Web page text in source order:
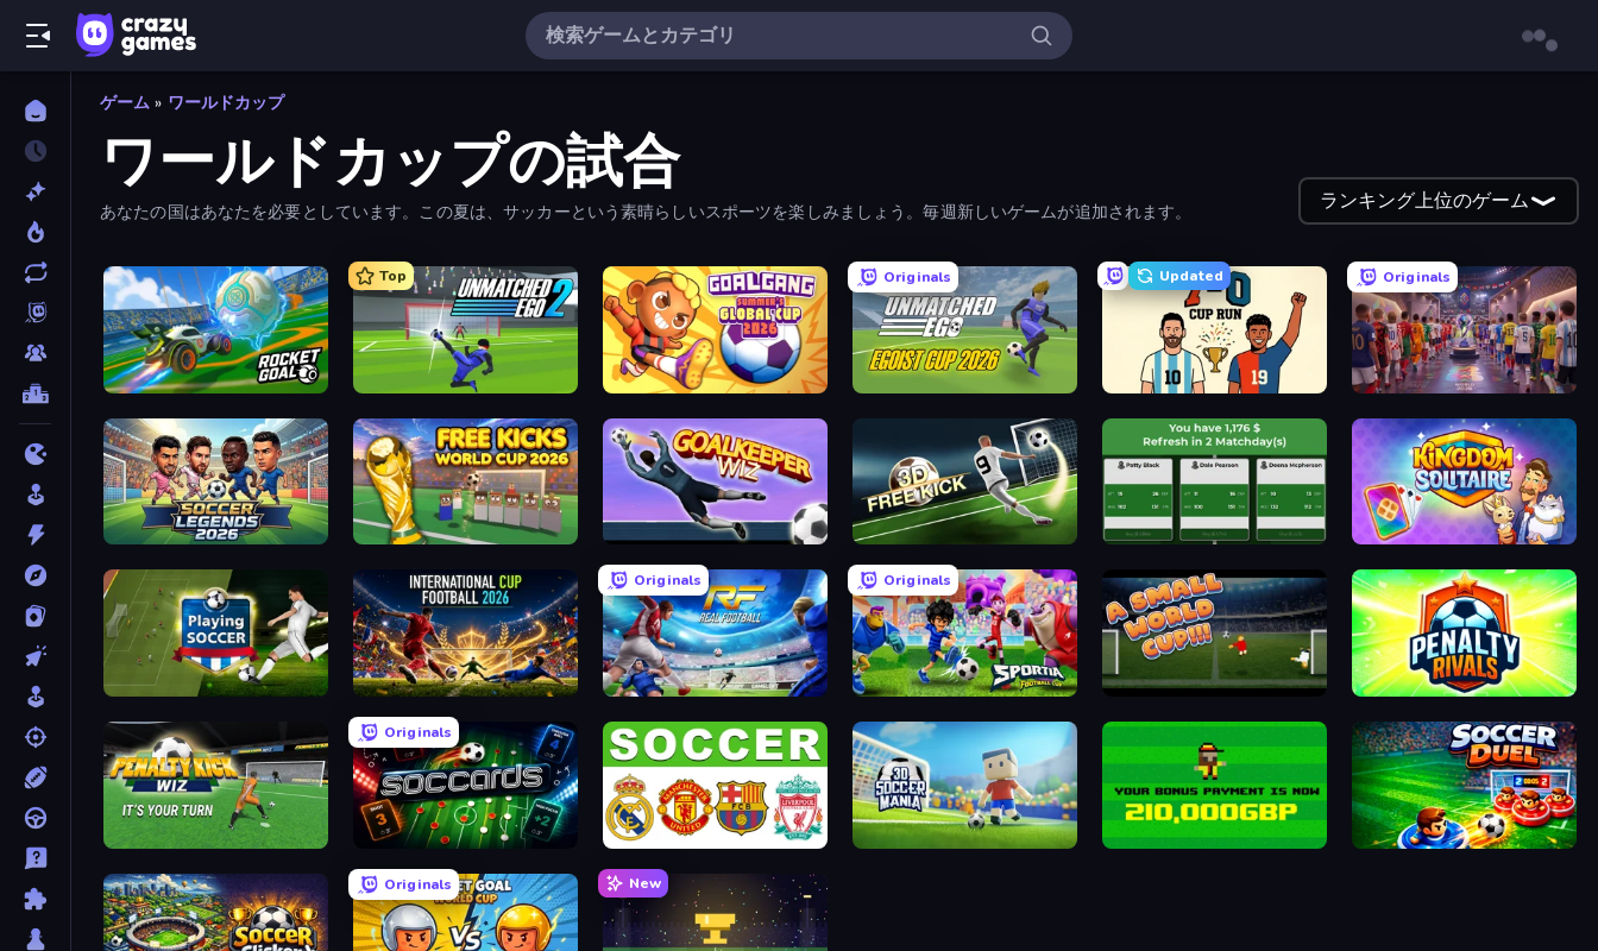
ゲーム » ワールドカップ
ワールドカップの試合
あなたの国はあなたを必要としています。この夏は、サッカーという素晴らしいスポーツを楽しみましょう。毎週新しいゲームが追加されます。 ランキング上位のゲーム
RocketGoal.io
Top
Unmatched Ego 2 Goal Gang
Originals Updated
7a0 - World Cup Simulator
Originals
CG FC 26
Soccer Legends 2026 Free Kicks World Cup 2026 Goalkeeper Wiz Idle Soccer Manager Kingdom Solitaire
Playing Soccer International Cup Football 2026
Originals
Real Football
Originals
Sportia Football Cup A Small World Cup Penalty Rivals
Penalty Kick Wiz
Originals
Soccards European Football Quiz 3D Soccer Mania Bad Soccer Manager Soccer Duel
Originals New